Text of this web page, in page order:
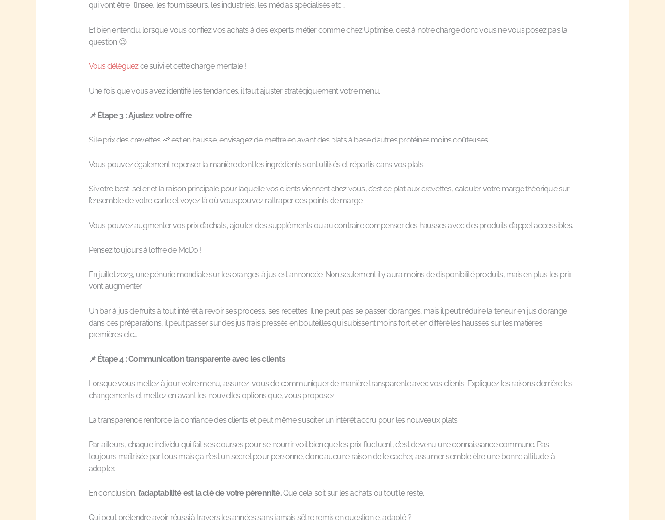
qui vont être : l’Insee, les fournisseurs, les industriels, les médias spécialisés etc…
Et bien entendu, lorsque vous confiez vos achats à des experts métier comme chez Up’timise, c’est à notre charge donc vous ne vous posez pas la
question 😉
Vous déléguezce suivi et cette charge mentale !
Une fois que vous avez identifié les tendances, il faut ajuster stratégiquement votre menu.
📌 Étape 3 :Ajustez votre offre
Si le prix des crevettes 🦐 est en hausse, envisagez de mettre en avant des plats à base d’autres protéines moins coûteuses.
Vous pouvez également repenser la manière dont les ingrédients sont utilisés et répartis dans vos plats.
Si votre best-seller et la raison principale pour laquelle vos clients viennent chez vous, c’est ce plat aux crevettes, calculer votre marge théorique sur
l’ensemble de votre carte et voyez là où vous pouvez rattraper ces points de marge.
Vous pouvez augmenter vos prix d’achats, ajouter des suppléments ou au contraire compenser des hausses avec des produits d’appel accessibles.
Pensez toujours à l’offre de McDo !
En juillet 2023, une pénurie mondiale sur les oranges à jus est annoncée. Non seulement il y aura moins de disponibilité produits, mais en plus les prix
vont augmenter.
Un bar à jus de fruits à tout intérêt à revoir ses process, ses recettes. Il ne peut pas se passer d’oranges, mais il peut réduire la teneur en jus d’orange
dans ces préparations, il peut passer sur des jus frais pressés en bouteilles qui subissent moins fort et en différé les hausses sur les matières
premières etc…
📌 Étape 4 : Communication transparente avec les clients
Lorsque vous mettez à jour votre menu, assurez-vous de communiquer de manière transparente avec vos clients. Expliquez les raisons derrière les
changements et mettez en avant les nouvelles options que, vous proposez.
La transparence renforce la confiance des clients et peut même susciter un intérêt accru pour les nouveaux plats.
Par ailleurs, chaque individu qui fait ses courses pour se nourrir voit bien que les prix fluctuent, c’est devenu une connaissance commune. Pas
toujours maîtrisée par tous mais ça n’est un secret pour personne, donc aucune raison de le cacher, assumer semble être une bonne attitude à
adopter.
En conclusion, l’adaptabilité est la clé de votre pérennité.Que cela soit sur les achats ou tout le reste.
Qui peut prétendre avoir réussi à travers les années sans jamais s’être remis en question et adapté ?